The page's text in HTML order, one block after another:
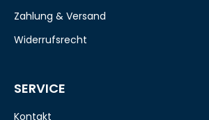
Zahlung & Versand
Widerrufsrecht
SERVICE
Kontakt